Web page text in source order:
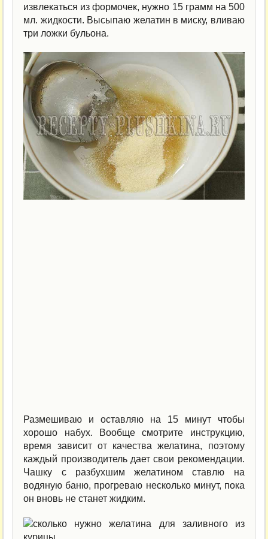
извлекаться из формочек, нужно 15 грамм на 500
мл. жидкости. Высыпаю желатин в миску, вливаю
три ложки бульона.
Размешиваю и оставляю на 15 минут чтобы
хорошо набух. Вообще смотрите инструкцию,
время зависит от качества желатина, поэтому
каждый производитель дает свои рекомендации.
Чашку с разбухшим желатином ставлю на
водяную баню, прогреваю несколько минут, пока
он вновь не станет жидким.